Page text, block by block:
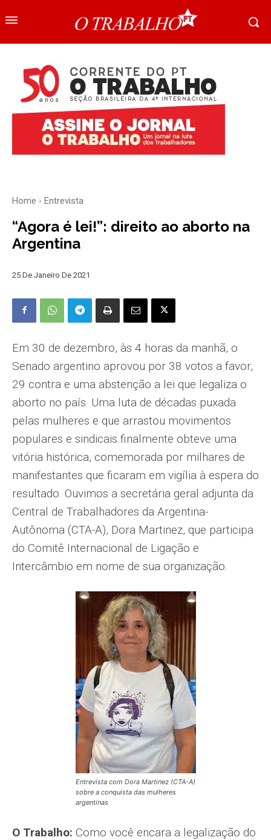
Home Entrevista
“Agora é lei!”: direito ao aborto na
Argentina
25 De Janeiro De 2021
Em 30 de dezembro, às 4 horas da manhã, o
Senado argentino aprovou por 38 votos a favor,
29 contra e uma abstenção a lei que legaliza o
aborto no país. Uma luta de décadas puxada
pelas mulheres e que arrastou movimentos
populares e sindicais finalmente obteve uma
vitória histórica, comemorada por milhares de
manifestantes que ficaram em vigília à espera do
resultado. Ouvimos a secretária geral adjunta da
Central de Trabalhadores da Argentina-
Autônoma (CTA-A), Dora Martinez, que participa
do Comitê Internacional de Ligação e
Intercâmbio em nome de sua organização.
Entrevista com Dora Martinez (CTA-A)
sobre a conquista das mulheres
argentinas
O Trabalho: Como você encara a legalização do